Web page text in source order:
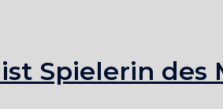
Spielerin des